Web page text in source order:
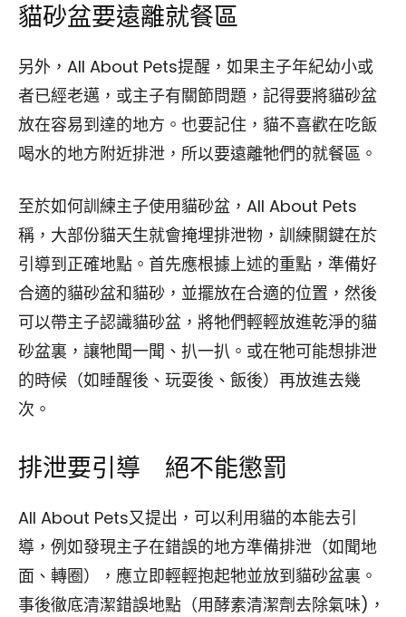
貓砂盆要遠離就餐區
另外，All About Pets提醒，如果主子年紀幼小或
者已經老邁，或主子有關節問題，記得要將貓砂盆
放在容易到達的地方。也要記住，貓不喜歡在吃飯
喝水的地方附近排泄，所以要遠離牠們的就餐區。
至於如何訓練主子使用貓砂盆，All About Pets
稱，大部份貓天生就會掩埋排泄物，訓練關鍵在於
引導到正確地點。首先應根據上述的重點，準備好
合適的貓砂盆和貓砂，並擺放在合適的位置，然後
可以帶主子認識貓砂盆，將牠們輕輕放進乾淨的貓
砂盆裏，讓牠聞一聞、扒一扒。或在牠可能想排泄
的時候（如睡醒後、玩耍後、飯後）再放進去幾
次。
排泄要引導 絕不能懲罰
All About Pets又提出，可以利用貓的本能去引
導，例如發現主子在錯誤的地方準備排泄（如聞地
面、轉圈），應立即輕輕抱起牠並放到貓砂盆裏。
事後徹底清潔錯誤地點（用酵素清潔劑去除氣味)，